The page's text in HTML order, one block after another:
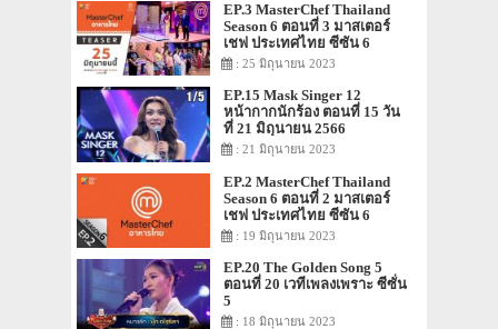
EP.3 MasterChef Thailand
Season 6 ตอนที่ 3 มาสเตอร์
เชฟ ประเทศไทย ซีซัน 6
: 25 มิถุนายน 2023
EP.15 Mask Singer 12
หน้ากากนักร้อง ตอนที่ 15 วัน
ที่ 21 มิถุนายน 2566
: 21 มิถุนายน 2023
EP.2 MasterChef Thailand
Season 6 ตอนที่ 2 มาสเตอร์
เชฟ ประเทศไทย ซีซัน 6
: 19 มิถุนายน 2023
EP.20 The Golden Song 5
ตอนที่ 20 เวทีเพลงเพราะ ซีซั่น
5
: 18 มิถุนายน 2023